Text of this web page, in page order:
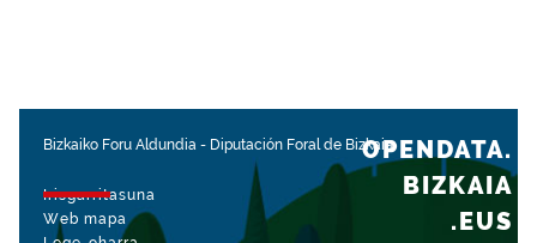
Bizkaiko Foru Aldundia - Diputación Foral de Bizkaia
Irisgarritasuna
Web mapa
OPENDATA.
BIZKAIA
.EUS